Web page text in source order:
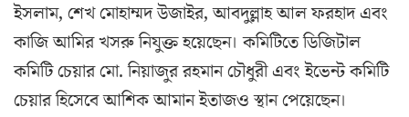
ইসলাম, শেখ মোহাম্মদ উজাইর, আবদুল্লাহ আল ফরহাদ এবং
কাজি আমির খসরু নিযুক্ত হয়েছেন। কমিটিতে ডিজিটাল
কমিটি চেয়ার মো. নিয়াজুর রহমান চৌধুরী এবং ইভেন্ট কমিটি
চেয়ার হিসেবে আশিক আমান ইতাজও স্থান পেয়েছেন।